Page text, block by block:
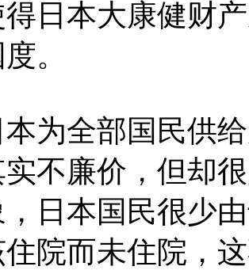
日本大康健财
。
本为全部国民供
不廉价，但却
，日本国民很少
院而未住院，